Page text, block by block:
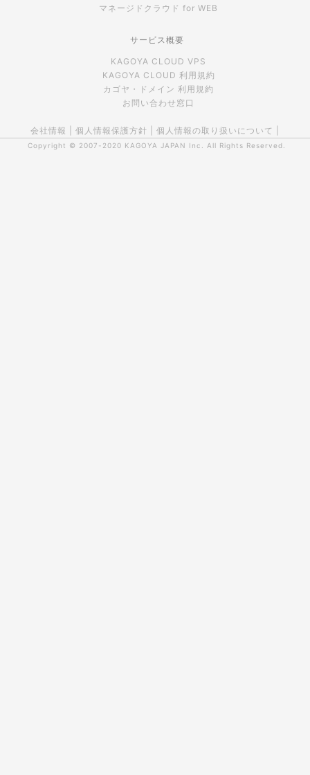
マネージドクラウド for WEB
サービス概要
KAGOYA CLOUD VPS
KAGOYA CLOUD 利用規約
カゴヤ・ドメイン 利用規約
お問い合わせ窓口
会社情報 個人情報保護方針 個人情報の取り扱いについて
Copyright © 2007-2020 KAGOYA JAPAN Inc. All Rights Reserved.